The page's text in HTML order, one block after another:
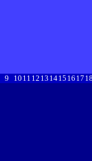
9 10 11 12 13 1415 16 17